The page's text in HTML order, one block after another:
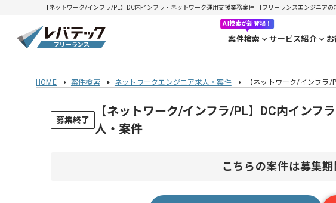
【ネットワーク/インフラ/PL】DC内インフラ・ネットワーク運用支援業務案件| ITフリーランスエンジニア
AI検索が新登場！
案件検索 サービス紹介
HOME 案件検索 ネットワークエンジニア求人・案件 【ネットワーク/インフラ
募集終了
【ネットワーク/インフラ/PL】DC内インフ
人・案件
こちらの案件は募集